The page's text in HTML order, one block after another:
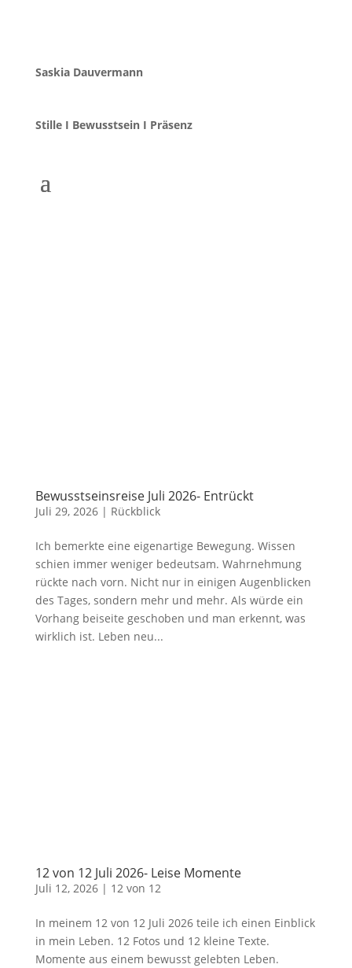
Saskia Dauvermann
Stille I Bewusstsein I Präsenz
Bewusstseinsreise Juli 2026- Entrückt
Juli 29, 2026| Rückblick
Ich bemerkte eine eigenartige Bewegung. Wissen
schien immer weniger bedeutsam. Wahrnehmung
rückte nach vorn. Nicht nur in einigen Augenblicken
des Tages, sondern mehr und mehr. Als würde ein
Vorhang beiseite geschoben und man erkennt, was
wirklich ist. Leben neu...
12 von 12 Juli 2026- Leise Momente
Juli 12, 2026| 12 von 12
In meinem 12 von 12 Juli 2026 teile ich einen Einblick
in mein Leben. 12 Fotos und 12 kleine Texte.
Momente aus einem bewusst gelebten Leben.